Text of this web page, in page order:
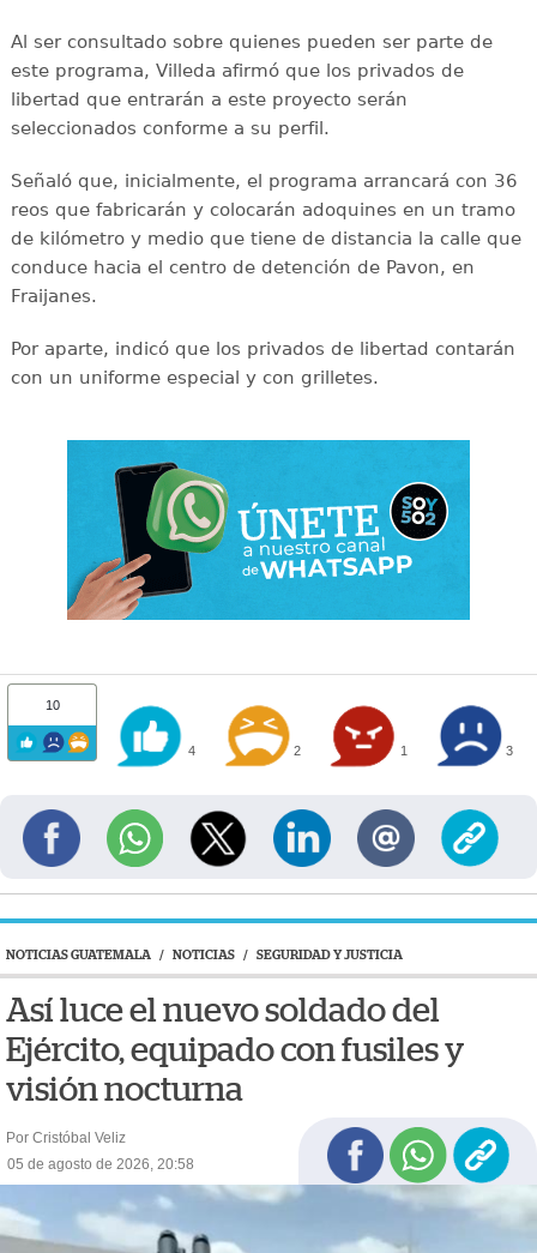
Al ser consultado sobre quienes pueden ser parte de
este programa, Villeda afirmó que los privados de
libertad que entrarán a este proyecto serán
seleccionados conforme a su perfil.
Señaló que, inicialmente, el programa arrancará con 36
reos que fabricarán y colocarán adoquines en un tramo
de kilómetro y medio que tiene de distancia la calle que
conduce hacia el centro de detención de Pavon, en
Fraijanes.
Por aparte, indicó que los privados de libertad contarán
con un uniforme especial y con grilletes.
10
4 2 1 3
NOTICIAS GUATEMALA / NOTICIAS / SEGURIDAD Y JUSTICIA
Así luce el nuevo soldado del
Ejército, equipado con fusiles y
visión nocturna
Por Cristóbal Veliz
05 de agosto de 2026, 20:58